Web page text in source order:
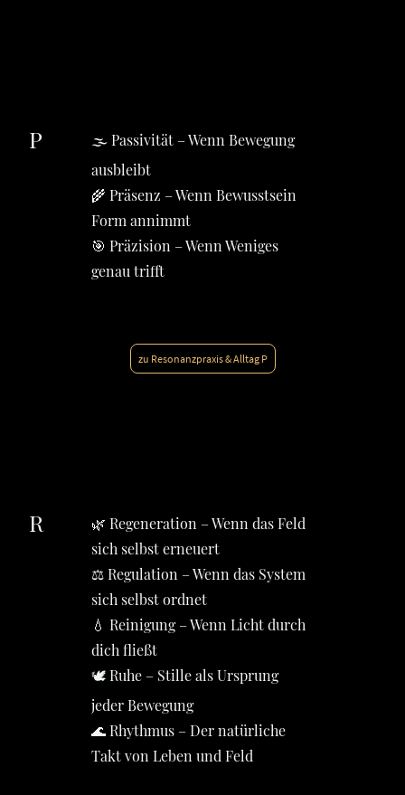
P
🌫️ Passivität – Wenn Bewegung
ausbleibt
🌾 Präsenz – Wenn Bewusstsein
Form annimmt
🎯 Präzision – Wenn Weniges
genau trifft
zu Resonanzpraxis & Alltag P
R
🌿 Regeneration – Wenn das Feld
sich selbst erneuert
⚖️ Regulation – Wenn das System
sich selbst ordnet
💧 Reinigung – Wenn Licht durch
dich fließt
🕊️ Ruhe – Stille als Ursprung
jeder Bewegung
🌊 Rhythmus – Der natürliche
Takt von Leben und Feld